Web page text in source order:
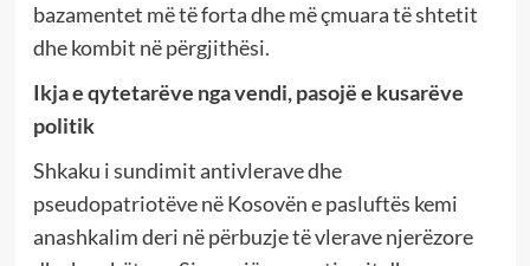
bazamentet më të forta dhe më çmuara të shtetit
dhe kombit në përgjithësi.
Ikja e qytetarëve nga vendi, pasojë e kusarëve
politik
Shkaku i sundimit antivlerave dhe
pseudopatriotëve në Kosovën e pasluftës kemi
anashkalim deri në përbuzje të vlerave njerëzore